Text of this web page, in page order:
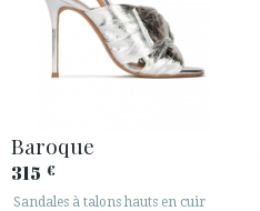
Baroque
315 €
Sandales à talons hauts en cuir